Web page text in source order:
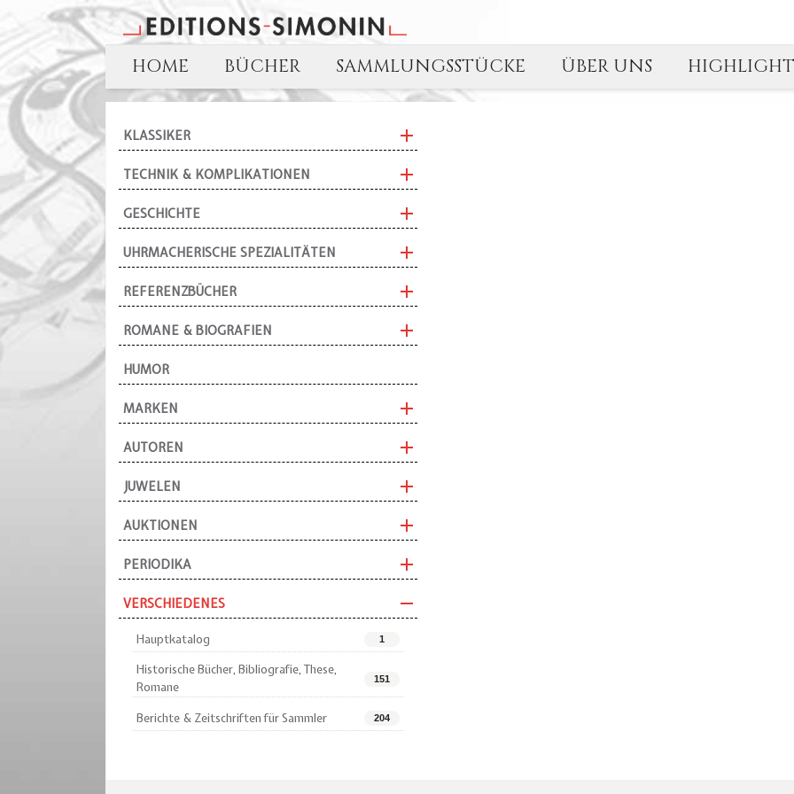
HOME BÜCHER SAMMLUNGSSTÜCKE ÜBER UNS HIGHLIGHT
KLASSIKER
TECHNIK & KOMPLIKATIONEN
GESCHICHTE
UHRMACHERISCHE SPEZIALITÄTEN
REFERENZBÜCHER
ROMANE & BIOGRAFIEN
HUMOR
MARKEN
AUTOREN
JUWELEN
AUKTIONEN
PERIODIKA
VERSCHIEDENES
Hauptkatalog 1
Historische Bücher, Bibliografie, These,
Romane
151
Berichte & Zeitschriften für Sammler 204